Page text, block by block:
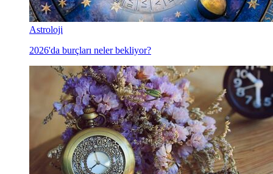
Astroloji
2026'da burçları neler bekliyor?